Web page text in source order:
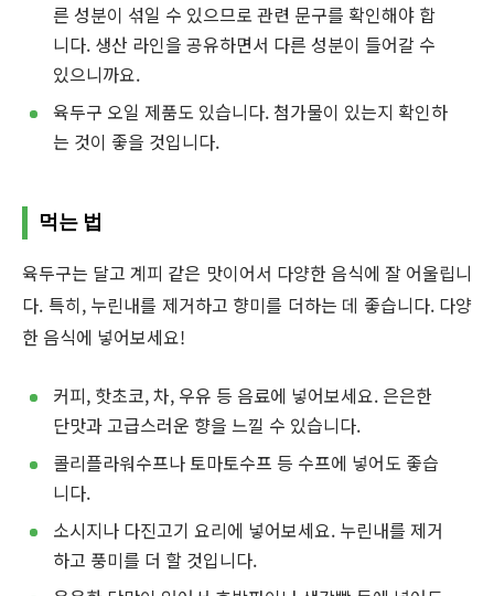
른 성분이 섞일 수 있으므로 관련 문구를 확인해야 합
니다. 생산 라인을 공유하면서 다른 성분이 들어갈 수
있으니까요.
육두구 오일 제품도 있습니다. 첨가물이 있는지 확인하
는 것이 좋을 것입니다.
먹는 법
육두구는 달고 계피 같은 맛이어서 다양한 음식에 잘 어울립니
다. 특히, 누린내를 제거하고 향미를 더하는 데 좋습니다. 다양
한 음식에 넣어보세요!
커피, 핫초코, 차, 우유 등 음료에 넣어보세요. 은은한
단맛과 고급스러운 향을 느낄 수 있습니다.
콜리플라워수프나 토마토수프 등 수프에 넣어도 좋습
니다.
소시지나 다진고기 요리에 넣어보세요. 누린내를 제거
하고 풍미를 더 할 것입니다.